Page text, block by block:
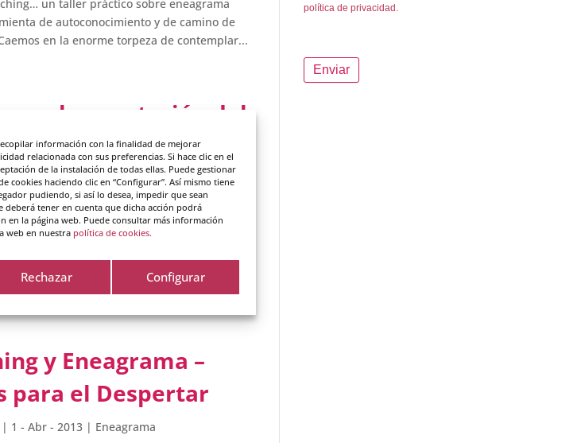
información con la finalidad de mejorar
relacionada con sus preferencias. Si hace clic en el
de la instalación de todas ellas. Puede gestionar
cookies haciendo clic en “Configurar”. Así mismo tiene
pudiendo, si así lo desea, impedir que sean
deberá tener en cuenta que dicha acción podrá
en la página web. Puede consultar más información
web en nuestra política de cookies.
Rechazar Configurar
un taller práctico sobre eneagrama
de autoconocimiento y de camino de
en la enorme torpeza de contemplar...
la aceptación del
8 - Abr - 2013 |Eneagrama
la Serenidad del 1 Si, como es mi caso, te
el tipo 1 del eneagrama, ser buena
de tus motores. Sin embargo, tus motores
en tu cárcel si vives por...
y Eneagrama –
para el Despertar
| 1 - Abr - 2013 | Eneagrama
política de privacidad.